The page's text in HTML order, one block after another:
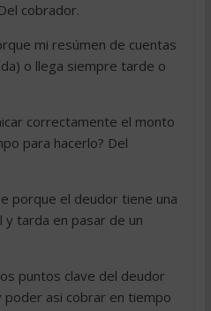
cobrador.
mi resúmen de cuentas
o llega siempre tarde o
correctamente el monto
para hacerlo? Del
porque el deudor tiene una
y tarda en pasar de un
puntos clave del deudor
poder asi cobrar en tiempo